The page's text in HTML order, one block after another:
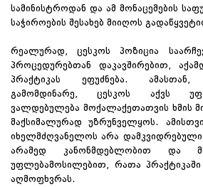
სამინისტროდან და ამ მონაცემების
საჭიროების შესახებ მიიღოს
რეალურად, ცესკოს პოზიცია
პროცედურებთან დაკავშირებით,
პრაქტიკას ეფუძნება. ამასთან,
გამომდინარე, ცესკოს აქვს
ვალდებულება მოქალაქეთათვის ხმის
მაქსიმალურად უზრუნველყოს.
იხელმძღვანელოს არა დამკვიდრებული
არამედ კანონმდებლობით და
უფლებამოსილებით, რათა პრაქტიკაში
აღმოფხვრას.